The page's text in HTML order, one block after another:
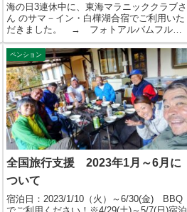
海の日3連休中に、東海マラニッククラブさ
ん のサマ－イン・白樺湖合宿でご利用いた
だきました。 → フォトアルバムフルマ
ラ...
ペンション
全国旅行支援 2023年1月～6月に
ついて
宿泊日：2023/1/10（火）～6/30(金) BBQ